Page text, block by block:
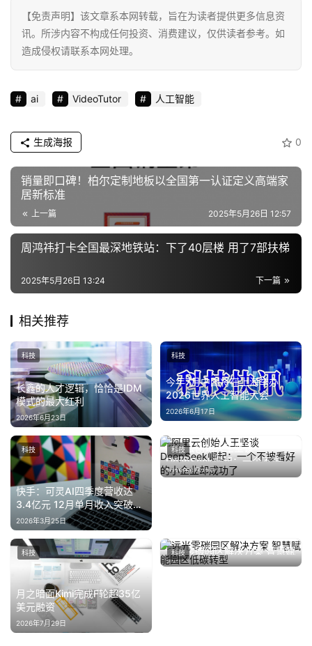
源
【免责声明】该文章系本网转载，旨在为读者提供更多信息资
讯。所涉内容不构成任何投资、消费建议，仅供读者参考。如
造成侵权请联系本网处理。
ai VideoTutor 人工智能
0
生成海报
销量即口碑！柏尔定制地板以全国第一认证定义高端家
居新标准
上一篇 2025年5月26日 12:57
周鸿祎打卡全国最深地铁站：下了40层楼 用了7部扶梯
下一篇
2025年5月26日 13:24
相关推荐
长鑫的人才逻辑，恰恰是IDM
模式的最大红利
2026年6月23日
科技
今年7月中国将在上海举办
2026世界人工智能大会
2026年6月17日
科技
快手：可灵AI四季度营收达
3.4亿元 12月单月收入突破
2000万美元
2026年3月25日
科技
阿里云创始人王坚谈
DeepSeek崛起：一个不被看
好的小企业却成功了
2025年5月22日
科技
月之暗面Kimi完成F轮超35亿
美元融资
2026年7月29日
科技
远光零碳园区解决方案 智慧赋
能园区低碳转型
2025年9月7日
科技